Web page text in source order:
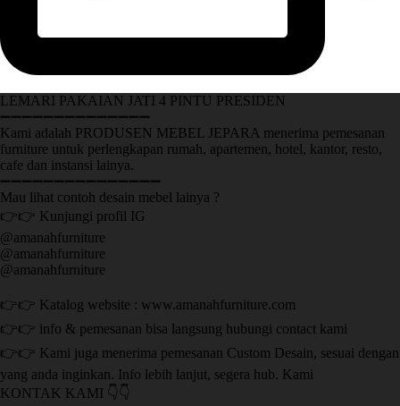
LEMARI PAKAIAN JATI 4 PINTU PRESIDEN
➖➖➖➖➖➖➖➖➖➖➖➖➖➖
Kami adalah PRODUSEN MEBEL JEPARA menerima pemesanan
furniture untuk perlengkapan rumah, apartemen, hotel, kantor, resto,
cafe dan instansi lainya.
➖➖➖➖➖➖➖➖➖➖➖➖➖➖➖
Mau lihat contoh desain mebel lainya ?
👉👉 Kunjungi profil IG
@amanahfurniture
@amanahfurniture
@amanahfurniture
👉👉 Katalog website : www.amanahfurniture.com
👉👉 info & pemesanan bisa langsung hubungi contact kami
👉👉 Kami juga menerima pemesanan Custom Desain, sesuai dengan
yang anda inginkan. Info lebih lanjut, segera hub. Kami
KONTAK KAMI 👇👇